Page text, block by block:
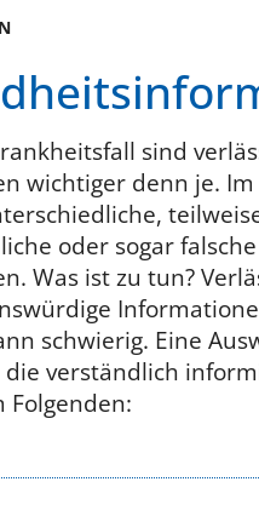
sind
wichtiger denn je.
oder sogar falsche
Was ist zu tun?
schwierig. Eine
verständlich
Folgenden: